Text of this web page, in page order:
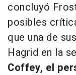
concluyó
posibles
que una de
Hagrid en la
Coffey, el